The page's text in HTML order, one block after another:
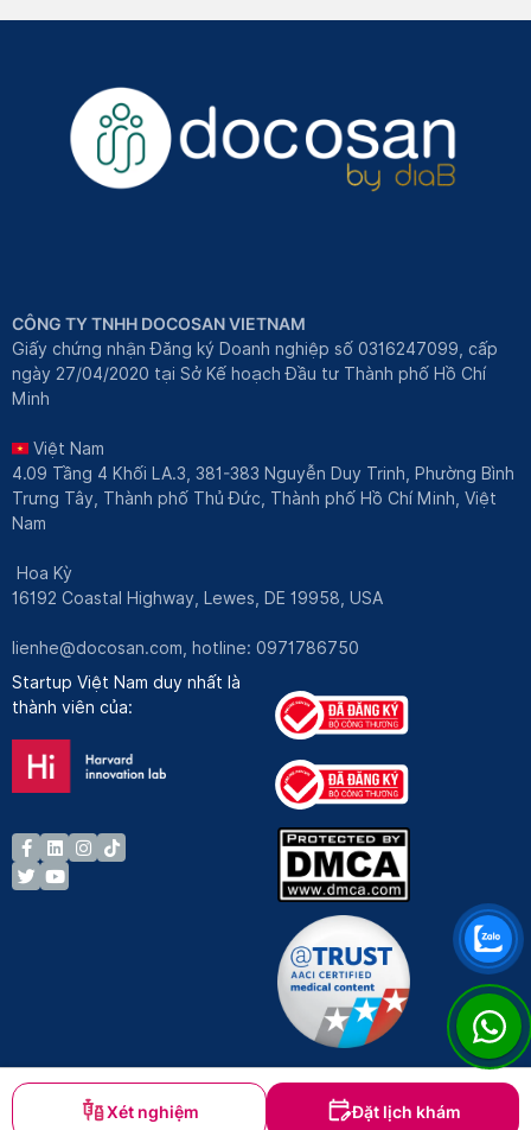
Xét nghiệm Đặt lịch khám
CÔNG TY TNHH DOCOSAN VIETNAM
Giấy chứng nhận Đăng ký Doanh nghiệp số 0316247099, cấp
ngày 27/04/2020 tại Sở Kế hoạch Đầu tư Thành phố Hồ Chí
Minh
Việt Nam
4.09 Tầng 4 Khối LA.3, 381-383 Nguyễn Duy Trinh, Phường Bình
Trưng Tây, Thành phố Thủ Đức, Thành phố Hồ Chí Minh, Việt
Nam
Hoa Kỳ
16192 Coastal Highway, Lewes, DE 19958, USA
lienhe@docosan.com , hotline: 0971786750
Startup Việt Nam duy nhất là
thành viên của:
Bản quyền © Docosan 2023